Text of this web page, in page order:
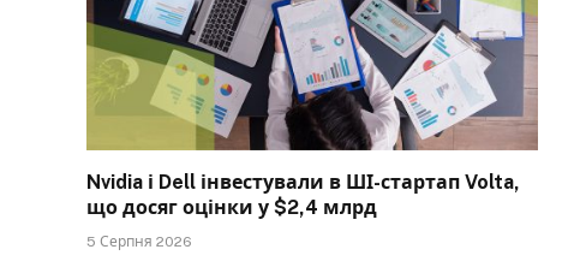
Nvidia і Dell інвестували в ШІ-стартап Volta,
що досяг оцінки у $2,4 млрд
5 Серпня 2026